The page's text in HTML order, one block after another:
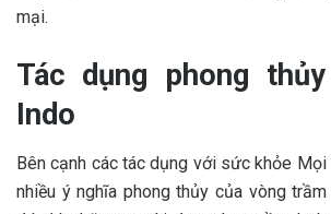
mại.
Tác dụng phong
Indo
Bên cạnh các tác dụng với sức khỏe
nhiều ý nghĩa phong thủy của vòng